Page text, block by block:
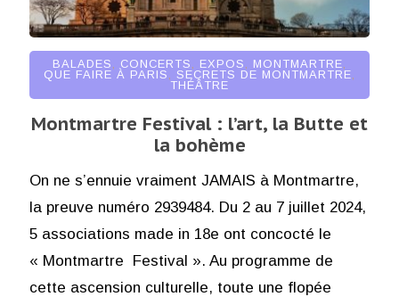
BALADES , CONCERTS , EXPOS , MONTMARTRE,
QUE FAIRE À PARIS , SECRETS DE MONTMARTRE,
THÉÂTRE
Montmartre Festival : l’art, la Butte et
la bohème
On ne s’ennuie vraiment JAMAIS à Montmartre,
la preuve numéro 2939484. Du 2 au 7 juillet 2024,
5 associations made in 18e ont concocté le
« Montmartre Festival ». Au programme de
cette ascension culturelle, toute une flopée